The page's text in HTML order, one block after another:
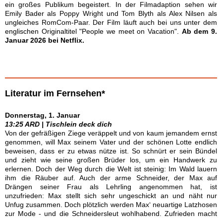
ein großes Publikum begeistert. In der Filmadaption sehen wir
Emily Bader als Poppy Wright und Tom Blyth als Alex Nilsen als
ungleiches RomCom-Paar. Der Film läuft auch bei uns unter dem
englischen Originaltitel "People we meet on Vacation". Ab dem 9.
Januar 2026 bei Netflix.
Literatur im Fernsehen*
Donnerstag, 1. Januar
13:25 ARD | Tischlein deck dich
Von der gefräßigen Ziege veräppelt und von kaum jemandem ernst
genommen, will Max seinem Vater und der schönen Lotte endlich
beweisen, dass er zu etwas nütze ist. So schnürt er sein Bündel
und zieht wie seine großen Brüder los, um ein Handwerk zu
erlernen. Doch der Weg durch die Welt ist steinig: Im Wald lauern
ihm die Räuber auf. Auch der arme Schneider, der Max auf
Drängen seiner Frau als Lehrling angenommen hat, ist
unzufrieden: Max stellt sich sehr ungeschickt an und näht nur
Unfug zusammen. Doch plötzlich werden Max‘ neuartige Latzhosen
zur Mode - und die Schneidersleut wohlhabend. Zufrieden macht